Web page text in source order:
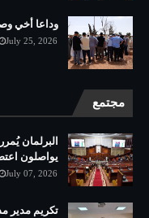
وداعا أخي
July 25, 2026
مجتمع
البرلمان
يواصلون
July 07, 2026
تكريم مدير